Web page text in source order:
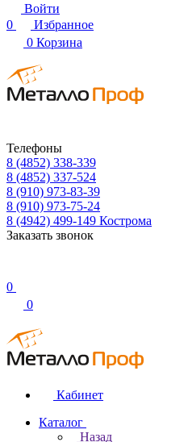
Войти
0
Избранное
0 Корзина
Телефоны
8 (4852) 338-339
8 (4852) 337-524
8 (910) 973-83-39
8 (910) 973-75-24
8 (4942) 499-149 Кострома
Заказать звонок
0
0
Кабинет
Каталог
Назад